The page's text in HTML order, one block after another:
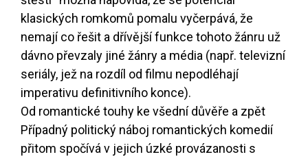
klasických romkomů pomalu vyčerpává, že
nemají co řešit a dřívější funkce tohoto žánru už
dávno převzaly jiné žánry a média (např. televizní
seriály, jež na rozdíl od filmu nepodléhají
imperativu definitivního konce).
Od romantické touhy ke všední důvěře a zpět
Případný politický náboj romantických komedií
přitom spočívá v jejich úzké provázanosti s